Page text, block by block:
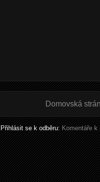
Domovská
Přihlásit se k odběru:Komentáře